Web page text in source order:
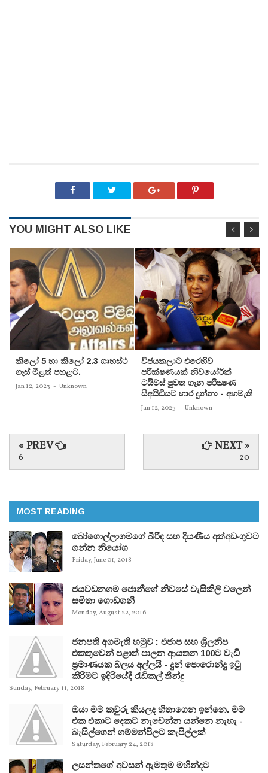
YOU MIGHT ALSO LIKE
කිලෝ 5 හා කිලෝ 2.3 ගෘහස්ථ
ගෑස් මිළත් පහළට.
Jan 12, 2023 - Unknown
විජයකලාට එරෙහිව
පරීක්‌ෂණයක්‌ නිව්යෝර්ක්‌
ටයිම්ස්‌ පුවත ගැන පරීක්‍ෂණ
සීඅයිඩියට භාර දුන්නා - අගමැති
Jan 12, 2023 - Unknown
« PREV
6
NEXT »
20
MOST READING
බෝගොල්ලාගමගේ බිරිඳ සහ දියණිය අත්අඩංගුවට
ගන්න නියෝග
Friday, June 01, 2018
ජයවඩනගම ජොනීගේ නිවසේ වැසිකිලි වලෙන්
සමිතා ගොඩගනී
Monday, August 22, 2016
ජනපති අගමැති හමුව : එජාප සහ ශ්‍රිලනිප
එකතුවෙන් පළාත් පාලන ආයතන 100ට වැඩි
ප්‍රමාණයක බලය අල්ලයි - දුන් පොරොන්දු ඉටු
කිරීමට ඉදිරියේදී රැඩිකල් තීන්දු
Sunday, February 11, 2018
ඔයා මම කවුරු කියලද හිතාගෙන ඉන්නෙ. මම
එක එකාට දෙකට නැවෙන්න යන්නෙ නැහැ -
බැසිල්ගෙන් ගම්මන්පිලට කැපිල්ලක්
Saturday, February 24, 2018
ලසන්තගේ අවසන් ඇමතුම මහින්දට